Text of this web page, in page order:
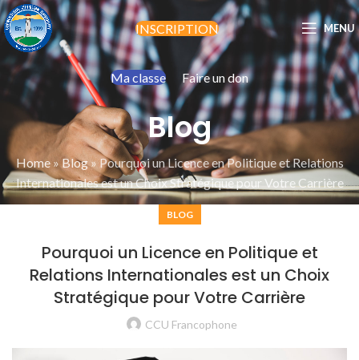
INSCRIPTION MENU
Ma classe Faire un don
Blog
Home»Blog»Pourquoi un Licence en Politique et Relations
Internationales est un Choix Stratégique pour Votre Carrière
BLOG
Pourquoi un Licence en Politique et
Relations Internationales est un Choix
Stratégique pour Votre Carrière
CCU Francophone